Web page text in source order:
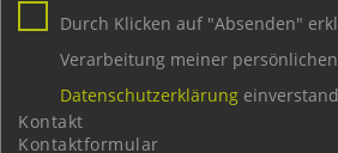
Durch Klicken auf "Absenden"
Verarbeitung meiner
Datenschutzerklärung
Kontakt
Kontaktformular